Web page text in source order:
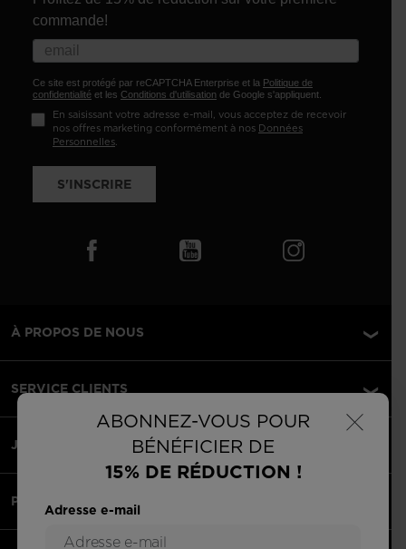
×
ABONNEZ-VOUS POUR
BÉNÉFICIER DE
15% DE RÉDUCTION !
Adresse e-mail
commande!
Ce site est protégé par reCAPTCHA Enterprise et la Politique de
confidentialité et les Conditions d'utilisation de Google s'appliquent.
En saisissant votre adresse e-mail, vous acceptez de recevoir
nos offres marketing conformément à nos Données
Personnelles.
S'INSCRIRE
À PROPOS DE NOUS
SERVICE CLIENTS
JURIDIQUE
PAIEMENTS ACCEPTÉS